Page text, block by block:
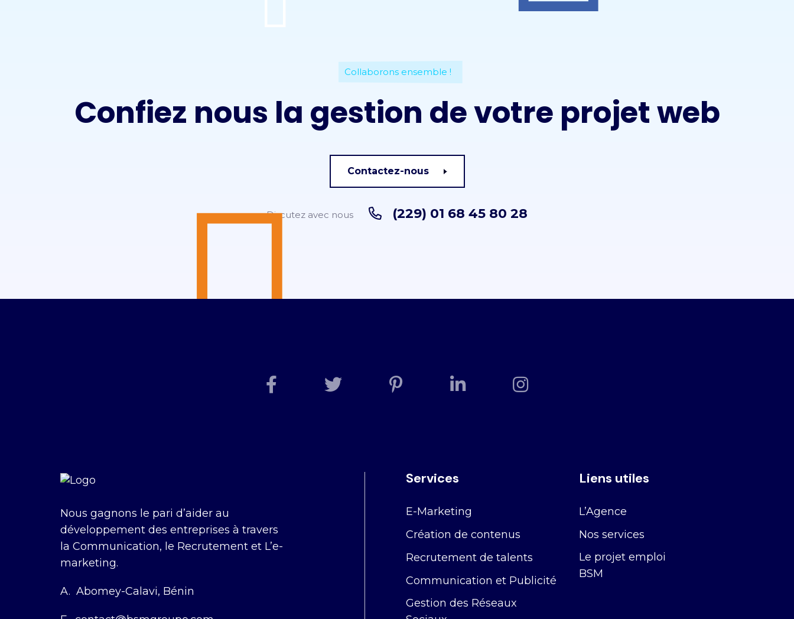
Collaborons ensemble !
Confiez nous la gestion de votre projet web
Contactez-nous
Discutez avec nous (229) 01 68 45 80 28
Nous gagnons le pari d’aider au
développement des entreprises à travers
la Communication, le Recrutement et L’e-
marketing.
A. Abomey-Calavi, Bénin
Services
E-Marketing
Création de contenus
Recrutement de talents
Communication et Publicité
Gestion des Réseaux
Liens utiles
L’Agence
Nos services
Le projet emploi
BSM